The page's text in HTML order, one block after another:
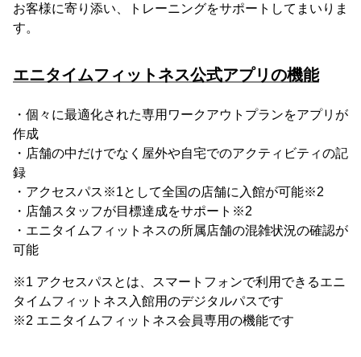
お客様に寄り添い、トレーニングをサポートしてまいりま
す。
エニタイムフィットネス公式アプリの機能
・個々に最適化された専用ワークアウトプランをアプリが
作成
・店舗の中だけでなく屋外や自宅でのアクティビティの記
録
・アクセスパス※1として全国の店舗に入館が可能※2
・店舗スタッフが目標達成をサポート※2
・エニタイムフィットネスの所属店舗の混雑状況の確認が
可能
※1 アクセスパスとは、スマートフォンで利用できるエニ
タイムフィットネス入館用のデジタルパスです
※2 エニタイムフィットネス会員専用の機能です